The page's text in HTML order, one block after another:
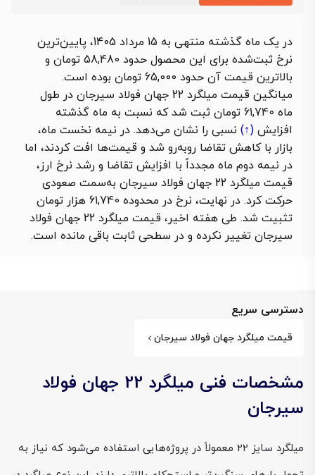
در یک ماه گذشته منتهی به 15 مرداد 1405، پایین‌ترین
نرخ ثبت‌شده برای این محصول حدود 58,480 تومان و
بالاترین قیمت آن حدود 65,000 تومان بوده است.
میانگین قیمت میلگرد 22 جهان فولاد سیرجان در طول
ماه 61,740 تومان ثبت شد که نسبت به ماه گذشته
افزایش (↑) نسبی را نشان می‌دهد. در نیمه نخست ماه،
بازار با کاهش تقاضا روبه‌رو شد و قیمت‌ها افت کردند، اما
در نیمه دوم ماه مجدداً با افزایش تقاضا و رشد نرخ ارز،
قیمت میلگرد 22 جهان فولاد سیرجان به‌سمت صعودی
حرکت کرد. در نهایت، نرخ در محدوده 61,740 هزار تومان
تثبیت شد. طی هفته اخیر، قیمت میلگرد 22 جهان فولاد
سیرجان تغییر نکرده و در سطحی ثابت باقی مانده است.
دسترسی سریع
قیمت میلگرد جهان فولاد سیرجان
مشخصات فنی میلگرد 22 جهان فولاد
سیرجان
میلگرد سایز 22 معمولاً در پروژه‌هایی استفاده می‌شود که نیاز به